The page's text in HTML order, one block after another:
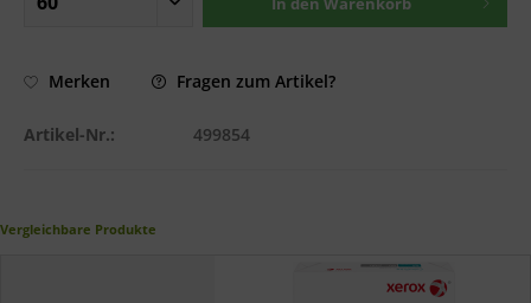
Merken Fragen zum Artikel?
Artikel-Nr.: 499854
Vergleichbare Produkte